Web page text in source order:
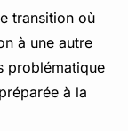
transition où
à une autre
problématique
à la